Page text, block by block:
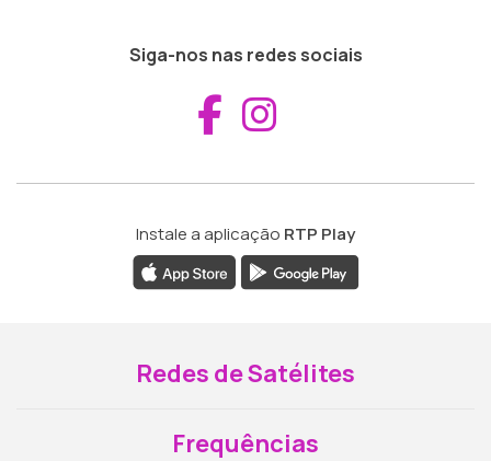
Siga-nos nas redes sociais
Aceder ao
Instale a aplicação RTP Play
Redes de Satélites
Frequências